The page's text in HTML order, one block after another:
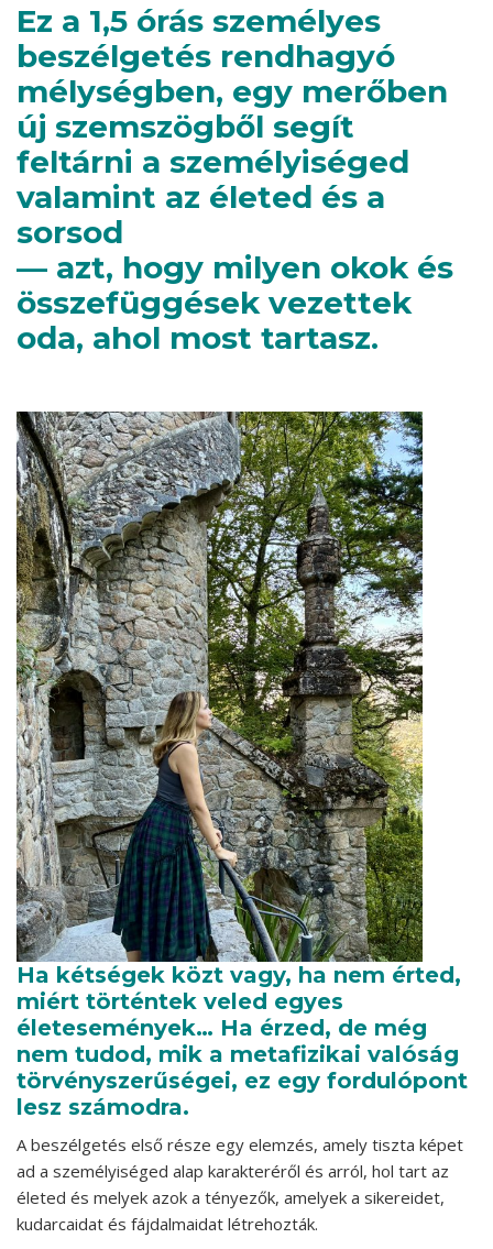
Ez a 1,5 órás személyes
beszélgetés rendhagyó
mélységben, egy merőben
új szemszögből segít
feltárni a személyiséged
valamint az életed és a
sorsod
— azt, hogy milyen okok és
összefüggések vezettek
oda, ahol most tartasz.
Ha kétségek közt vagy, ha nem érted,
miért történtek veled egyes
életesemények… Ha érzed, de még
nem tudod, mik a metafizikai valóság
törvényszerűségei, ez egy fordulópont
lesz számodra.
A beszélgetés első része egy elemzés, amely tiszta képet
ad a személyiséged alap karakteréről és arról, hol tart az
életed és melyek azok a tényezők, amelyek a sikereidet,
kudarcaidat és fájdalmaidat létrehozták.